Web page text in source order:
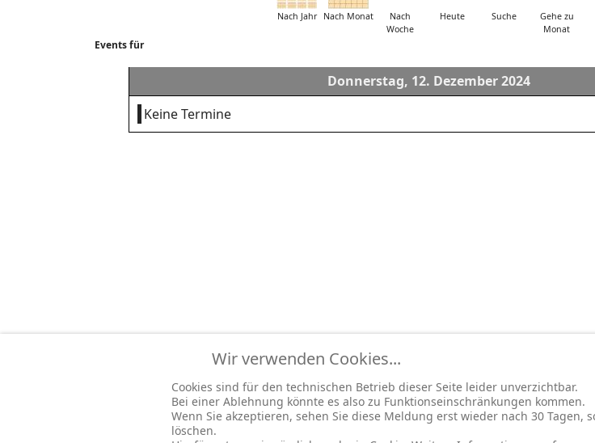
Nach Jahr Nach Monat
Nach
Woche
Heute Suche
Gehe zu
Monat
Events für
Donnerstag, 12. Dezember 2024
Keine Termine
Wir verwenden Cookies...
Cookies sind für den technischen Betrieb dieser Seite leider unverzichtbar.
Bei einer Ablehnung könnte es also zu Funktionseinschränkungen kommen.
Wenn Sie akzeptieren, sehen Sie diese Meldung erst wieder nach 30 Tagen,
löschen.